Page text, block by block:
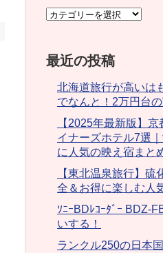
最近の投稿
北海道旅行が高いは
でなんと！2万円台の
【2025年最新版】
イナーズホテル7選
に人気の映え宿まと
【東北温泉旅行】硫
全＆お得に楽しむ人
ｿﾆｰBDﾚｺｰﾀﾞｰ BDZ-
いする！
ランクル250の日本